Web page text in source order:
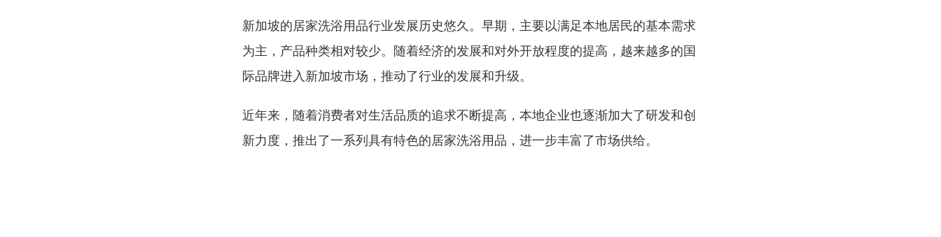
新加坡的居家洗浴用品行业发展历史悠久。早期，主要以满足本地居民的基本需求
为主，产品种类相对较少。随着经济的发展和对外开放程度的提高，越来越多的国
际品牌进入新加坡市场，推动了行业的发展和升级。
近年来，随着消费者对生活品质的追求不断提高，本地企业也逐渐加大了研发和创
新力度，推出了一系列具有特色的居家洗浴用品，进一步丰富了市场供给。